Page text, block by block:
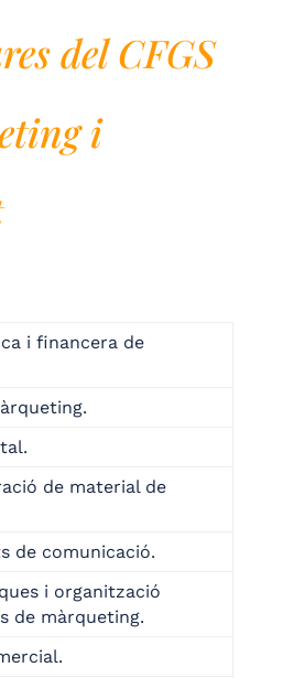
del CFGS
i
i financera de
de material de
de comunicació.
i organització
de màrqueting.